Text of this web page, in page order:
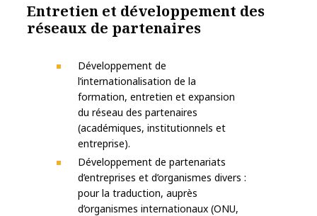
Entretien et développement des
réseaux de partenaires
Développement de
l’internationalisation de la
formation, entretien et expansion
du réseau des partenaires
(académiques, institutionnels et
entreprise).
Développement de partenariats
d’entreprises et d’organismes divers :
pour la traduction, auprès
d’organismes internationaux (ONU,